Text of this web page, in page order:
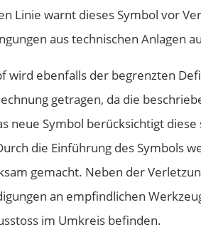
Linie warnt dieses Symbol vor
aus technischen Anlagen
wird ebenfalls der begrenzten
getragen, da die
neue Symbol berücksichtigt diese
die Einführung des Symbols
gemacht. Neben der
an empfindlichen
im Umkreis befinden.